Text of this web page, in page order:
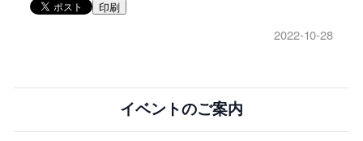
印刷
2022-10-28
イベントのご案内